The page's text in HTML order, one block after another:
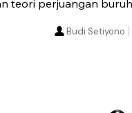
teori perjuangan
Budi Setiyono